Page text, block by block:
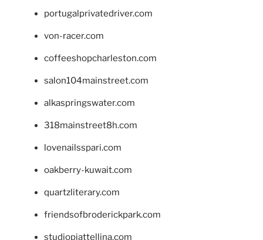
portugalprivatedriver.com
von-racer.com
coffeeshopcharleston.com
salon104mainstreet.com
alkaspringswater.com
318mainstreet8h.com
lovenailsspari.com
oakberry-kuwait.com
quartzliterary.com
friendsofbroderickpark.com
studiopiattellina.com